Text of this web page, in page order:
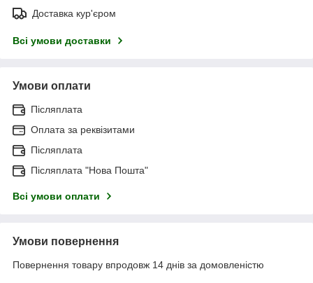
Доставка кур'єром
Всі умови доставки
Умови оплати
Післяплата
Оплата за реквізитами
Післяплата
Післяплата "Нова Пошта"
Всі умови оплати
Умови повернення
Повернення товару впродовж 14 днів за домовленістю